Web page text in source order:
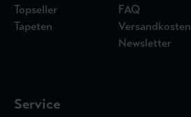
Topseller
Tapeten
FAQ
Versandkosten
Newsletter
Service